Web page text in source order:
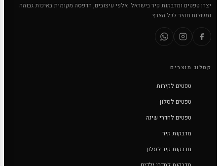
יצרן טפטים ומדבקות קיר בישראל. אלפי עיצובים, הדפסה מקומית באיכות גבוהה
ומשלוח מהיר לכל הארץ.
קטלוג מוצרים
טפטים לקירות
טפטים לסלון
טפטים לחדרי שינה
מדבקות קיר
מדבקות קיר לסלון